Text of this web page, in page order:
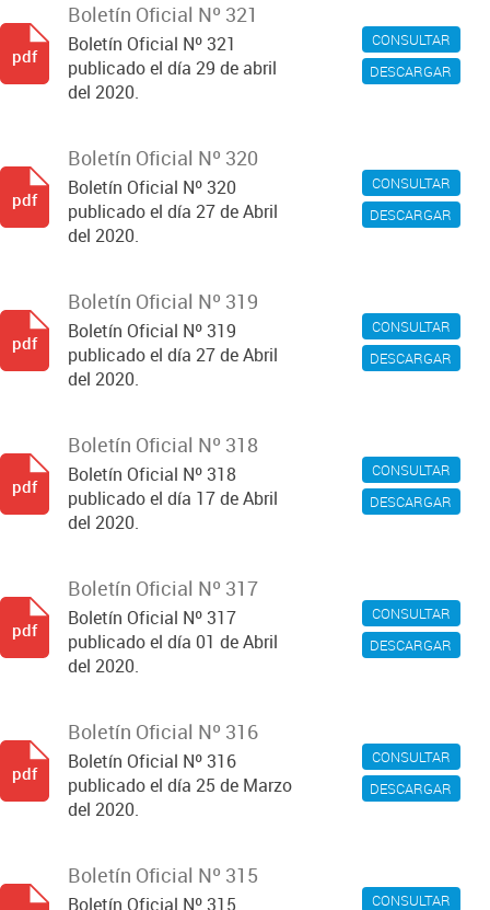
CONSULTAR
DESCARGAR
Boletín Oficial Nº 321
Boletín Oficial Nº 321
publicado el día 29 de abril
del 2020.
pdf
CONSULTAR
DESCARGAR
Boletín Oficial Nº 320
Boletín Oficial Nº 320
publicado el día 27 de Abril
del 2020.
pdf
CONSULTAR
DESCARGAR
Boletín Oficial Nº 319
Boletín Oficial Nº 319
publicado el día 27 de Abril
del 2020.
pdf
CONSULTAR
DESCARGAR
Boletín Oficial Nº 318
Boletín Oficial Nº 318
publicado el día 17 de Abril
del 2020.
pdf
CONSULTAR
DESCARGAR
Boletín Oficial Nº 317
Boletín Oficial Nº 317
publicado el día 01 de Abril
del 2020.
pdf
CONSULTAR
DESCARGAR
Boletín Oficial Nº 316
Boletín Oficial Nº 316
publicado el día 25 de Marzo
del 2020.
pdf
CONSULTAR
Boletín Oficial Nº 315
Boletín Oficial Nº 315